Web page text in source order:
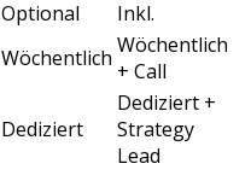
Optional
Inkl.
Wöchentlich Wöchentlich
+ Call
Dediziert
Dediziert +
Strategy
Lead